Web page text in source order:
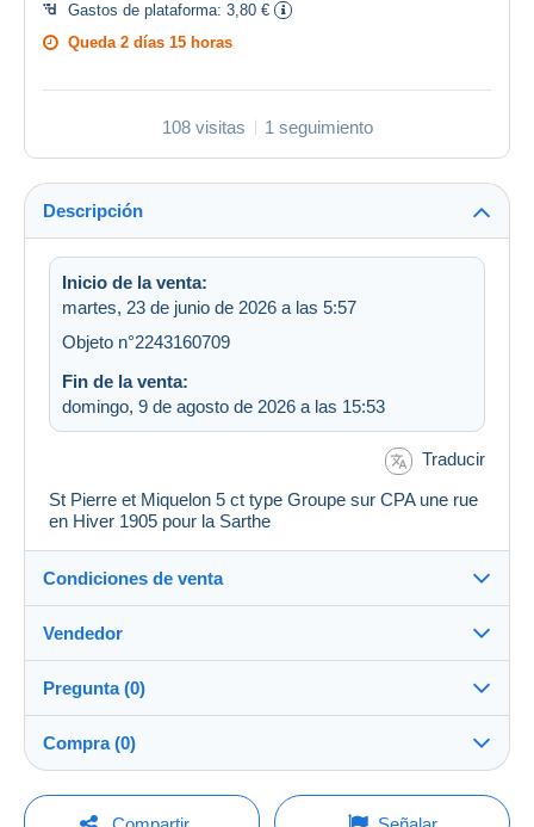
Gastos de plataforma: 3,80 €
Queda 2 días 15 horas
108 visitas 1 seguimiento
Descripción
Inicio de la venta:
martes, 23 de junio de 2026 a las 5:57
Objeto n°2243160709
Fin de la venta:
domingo, 9 de agosto de 2026 a las 15:53
Traducir
St Pierre et Miquelon 5 ct type Groupe sur CPA une rue
en Hiver 1905 pour la Sarthe
Condiciones de venta
Destino:
Ver la lista de países
Envío:
Envío después del pago
A cargo del comprador
Vendedor
genicat100%(6126x)
PRO
Tienda
Pregunta (0)
Para hacer una pregunta, debe iniciar una
Compra (0)
Última actualización: 0:03:10